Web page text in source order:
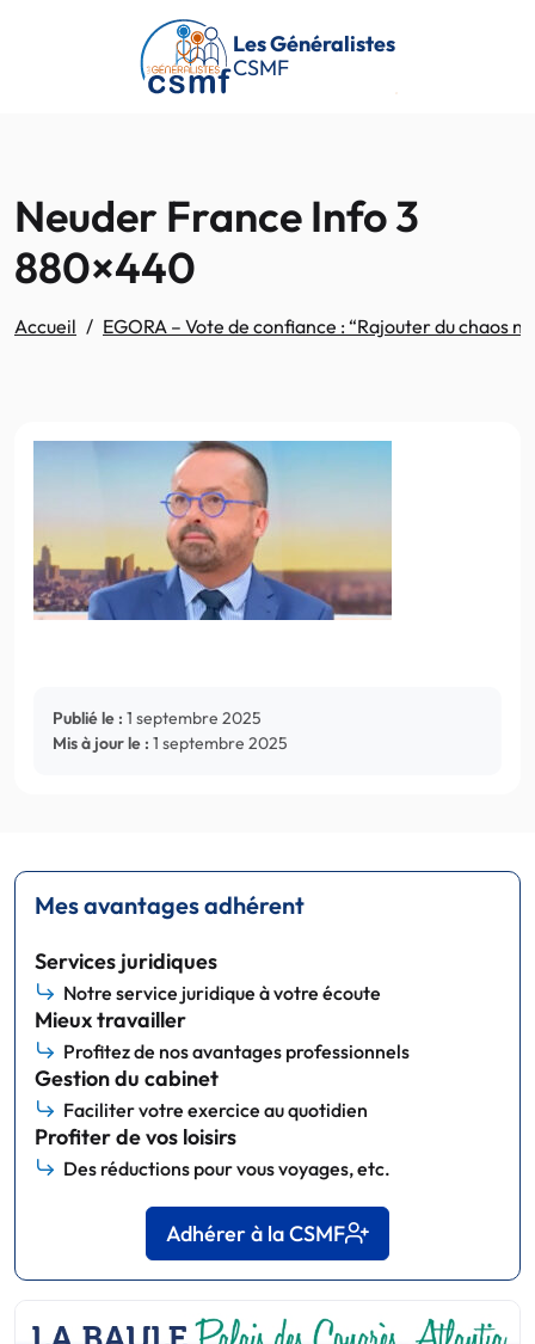
Passer au contenu principal
Les Généralistes
CSMF
Neuder France Info 3
880×440
Accueil EGORA – Vote de confiance : “Rajouter du chaos
Publié le : 1 septembre 2025
Mis à jour le : 1 septembre 2025
Mes avantages adhérent
Services juridiques
Notre service juridique à votre écoute
Mieux travailler
Profitez de nos avantages professionnels
Gestion du cabinet
Faciliter votre exercice au quotidien
Profiter de vos loisirs
Des réductions pour vous voyages, etc.
Adhérer à la CSMF